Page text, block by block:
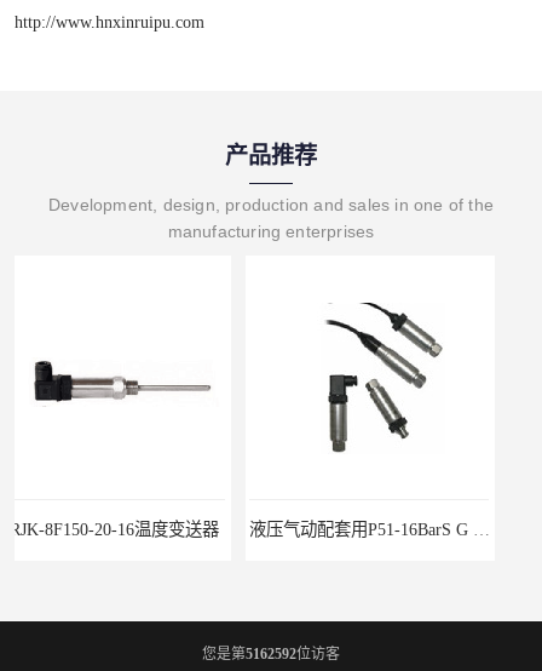
http://www.hnxinruipu.com
产品推荐
Development, design, production and sales in one of the
manufacturing enterprises
液压气动配套用P51-16BarS G -A-MD-20MA 压力变送器
您是第5162592位访客